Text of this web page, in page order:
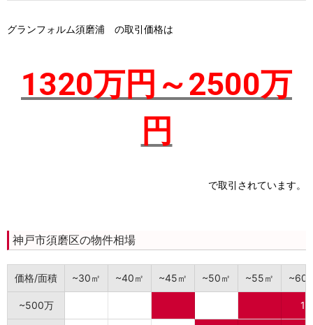
グランフォルム須磨浦 の取引価格は
1320万円～2500万
円
で取引されています。
神戸市須磨区の物件相場
価格/面積 ~30㎡ ~40㎡ ~45㎡ ~50㎡ ~55㎡ ~60
~500万 1